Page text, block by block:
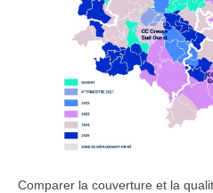
Comparer la couverture et la